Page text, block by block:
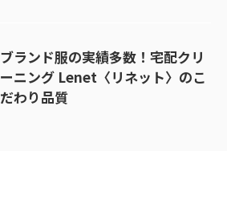
ブランド服の実績多数！宅配クリ
ーニング Lenet〈リネット〉のこ
だわり品質